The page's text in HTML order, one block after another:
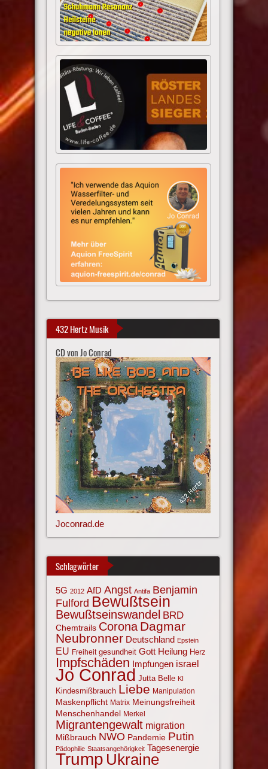
432 Hertz Musik
CD von Jo Conrad
Joconrad.de
Schlagwörter
5G 2012 AfD Angst Antifa Benjamin
Fulford Bewußtsein
Bewußtseinswandel BRD
Chemtrails Corona Dagmar
Neubronner Deutschland Epstein
EU Freiheit gesundheit Gott Heilung Herz
Impfschäden Impfungen israel
Jo Conrad Jutta Belle KI
Kindesmißbrauch Liebe Manipulation
Maskenpflicht Matrix Meinungsfreiheit
Menschenhandel Merkel
Migrantengewalt migration
Mißbrauch NWO Pandemie Putin
Pädophilie Staatsangehörigkeit Tagesenergie
Trump Ukraine